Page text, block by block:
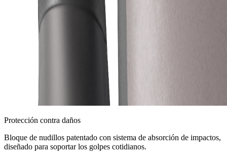
Protección contra daños
Bloque de nudillos patentado con sistema de absorción de impactos,
diseñado para soportar los golpes cotidianos.